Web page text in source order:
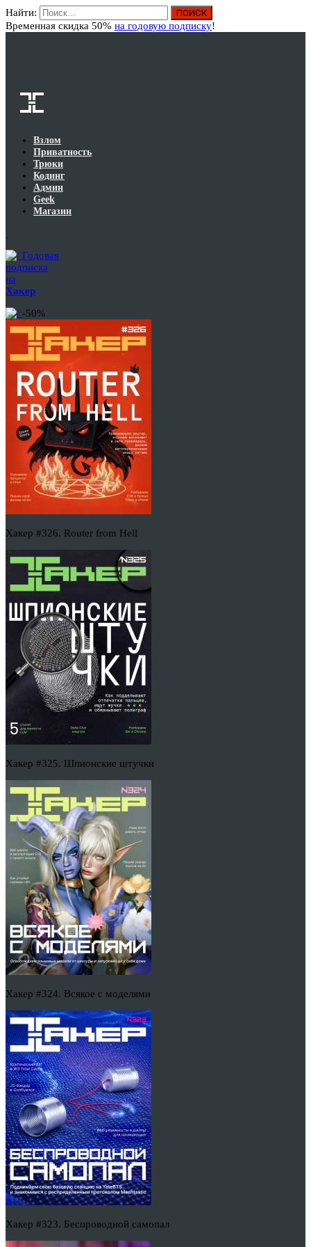
Найти:
Временная скидка 50% на годовую подписку!
Взлом
Приватность
Трюки
Кодинг
Админ
Geek
Магазин
Годовая
подписка
на
Хакер
-50%
Хакер #326. Router from Hell
Хакер #325. Шпионские штучки
Хакер #324. Всякое с моделями
Хакер #323. Беспроводной самопал